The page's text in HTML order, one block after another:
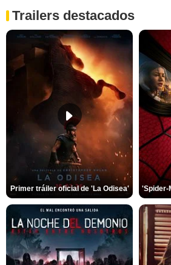
Trailers destacados
Primer tráiler oficial de 'La Odisea'